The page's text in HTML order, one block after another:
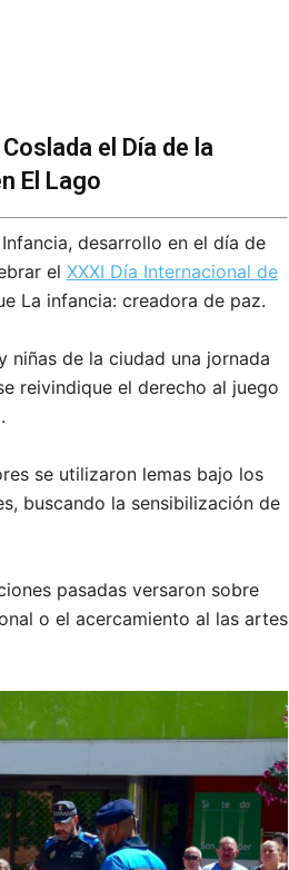
el Día de la
El Lago
desarrollo en el día de
el XXXI Día Internacional de
La infancia: creadora de paz.
de la ciudad una jornada
reivindique el derecho al juego
se utilizaron lemas bajo los
buscando la sensibilización de
pasadas versaron sobre
o el acercamiento al las artes